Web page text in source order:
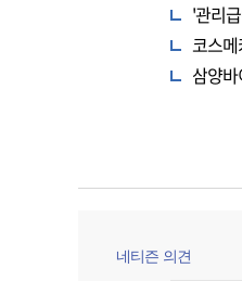
'관리
코스
삼양
네티즌 의견